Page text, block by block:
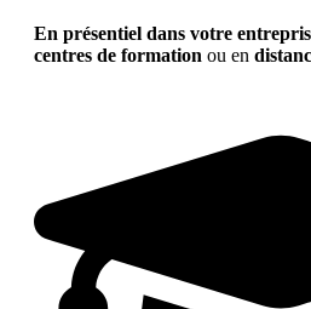
En présentiel dans votre
centres de formation ou en